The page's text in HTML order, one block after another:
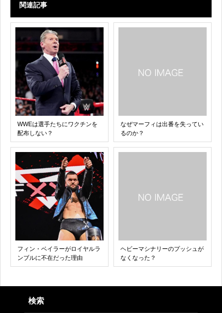
関連記事
WWEは選手たちにワクチンを
配布しない？
なぜマーフィは出番を失ってい
るのか？
フィン・ベイラーがロイヤルラ
ンブルに不在だった理由
ヘビーマシナリーのプッシュが
なくなった？
検索